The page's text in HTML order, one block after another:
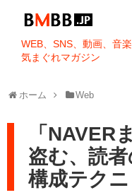
WEB、SNS、動画、音
気まぐれマガジン
ホーム Web
「NAVER
盗む、読
構成テク